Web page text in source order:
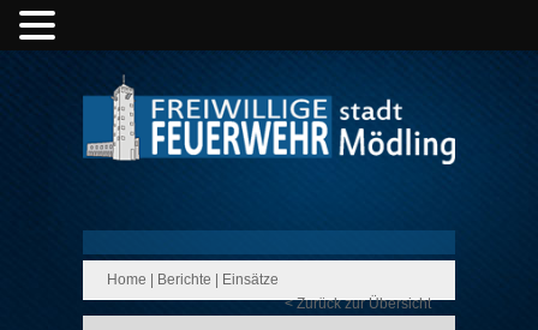
Home Berichte
Einsätze
< Zurück zur Übersicht